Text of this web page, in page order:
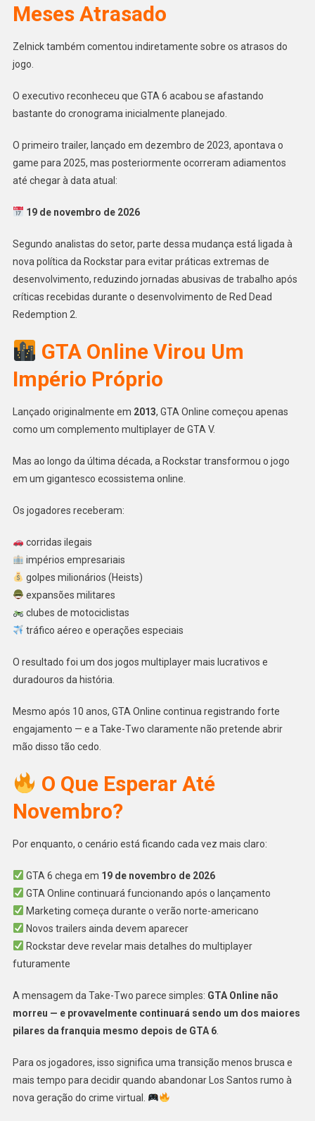
Meses Atrasado
Zelnick também comentou indiretamente sobre os atrasos do
jogo.
O executivo reconheceu que GTA 6 acabou se afastando
bastante do cronograma inicialmente planejado.
O primeiro trailer, lançado em dezembro de 2023, apontava o
game para 2025, mas posteriormente ocorreram adiamentos
até chegar à data atual:
19 de novembro de 2026
Segundo analistas do setor, parte dessa mudança está ligada à
nova política da Rockstar para evitar práticas extremas de
desenvolvimento, reduzindo jornadas abusivas de trabalho após
críticas recebidas durante o desenvolvimento de Red Dead
Redemption 2.
GTA Online Virou Um
Império Próprio
Lançado originalmente em 2013, GTA Online começou apenas
como um complemento multiplayer de GTA V.
Mas ao longo da última década, a Rockstar transformou o jogo
em um gigantesco ecossistema online.
Os jogadores receberam:
corridas ilegais
impérios empresariais
golpes milionários (Heists)
expansões militares
clubes de motociclistas
tráfico aéreo e operações especiais
O resultado foi um dos jogos multiplayer mais lucrativos e
duradouros da história.
Mesmo após 10 anos, GTA Online continua registrando forte
engajamento — e a Take-Two claramente não pretende abrir
mão disso tão cedo.
O Que Esperar Até
Novembro?
Por enquanto, o cenário está ficando cada vez mais claro:
GTA 6 chega em 19 de novembro de 2026
GTA Online continuará funcionando após o lançamento
Marketing começa durante o verão norte-americano
Novos trailers ainda devem aparecer
Rockstar deve revelar mais detalhes do multiplayer
futuramente
A mensagem da Take-Two parece simples: GTA Online não
morreu — e provavelmente continuará sendo um dos maiores
pilares da franquia mesmo depois de GTA 6.
Para os jogadores, isso significa uma transição menos brusca e
mais tempo para decidir quando abandonar Los Santos rumo à
nova geração do crime virtual.